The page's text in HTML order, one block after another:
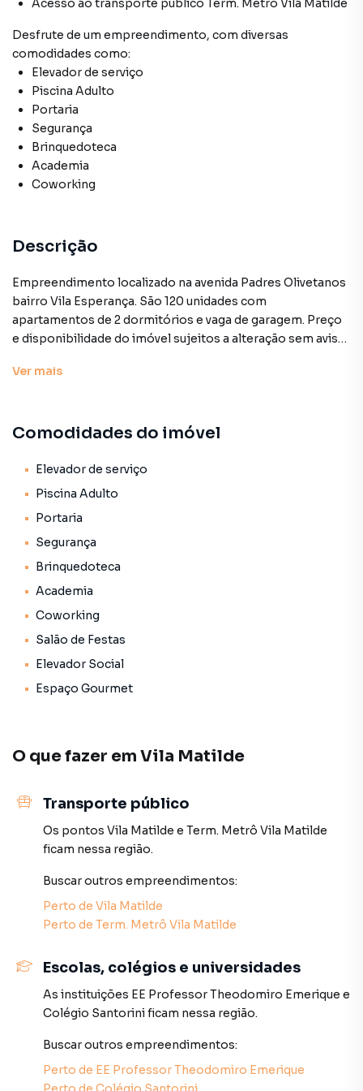
Acesso ao transporte público Term. Metrô Vila Matilde
Desfrute de um empreendimento, com diversas
comodidades como:
Elevador de serviço
Piscina Adulto
Portaria
Segurança
Brinquedoteca
Academia
Coworking
Descrição
Empreendimento localizado na avenida Padres Olivetanos
bairro Vila Esperança. São 120 unidades com
apartamentos de 2 dormitórios e vaga de garagem. Preço
e disponibilidade do imóvel sujeitos a alteração sem aviso
• Brinquedoteca
• Elevador de serviço
• Elevador social
• Piscina adulto
• Portaria
• Salão de festas
• Status: Pronto novo
• Finalidade: Residencial
Empreendimento para Venda em região valorizada do
Empreendimento em São Paulo? Entre em contato com
nossa equipe pelo telefone (11) 93759-7931.
A Lares e Andares Imóveis tem mais opções de
apartamentos, casas residenciais e comerciais, sobrados,
terrenos, lojas e barracões para venda ou locação, além de
planta em Vila Matilde e em outras regiões de São Paulo.
Aqui você encontra milhares de ofertas para encontrar o
imóvel que mais combina com seu estilo de vida.
segurança e tranquilidade. Na Lares e Andares Imóveis
você consegue comprar ou alugar um imóvel em São Paulo
mesmo não estando na cidade e com a praticidade de
smartphone. Nós criamos soluções inovadoras para
simplificar a relação de proprietários, inquilinos e
compradores com o mercado imobiliário.
Ver mais
Comodidades do imóvel
Elevador de serviço
Piscina Adulto
Portaria
Segurança
Brinquedoteca
Academia
Coworking
Salão de Festas
Elevador Social
Espaço Gourmet
O que fazer em Vila Matilde
Transporte público
Os pontos Vila Matilde e Term. Metrô Vila Matilde
ficam nessa região.
Buscar outros empreendimentos:
Perto de Vila Matilde
Perto de Term. Metrô Vila Matilde
Escolas, colégios e universidades
As instituições EE Professor Theodomiro Emerique e
Colégio Santorinificam nessa região.
Buscar outros empreendimentos:
Perto de EE Professor Theodomiro Emerique